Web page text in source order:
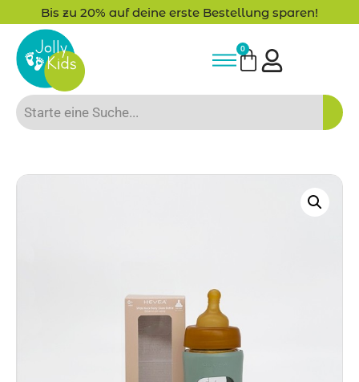
Bis zu 20% auf deine erste Bestellung sparen!
0